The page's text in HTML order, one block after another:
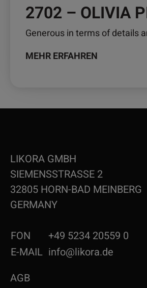
2702 – OLIVIA
Generous in terms of details
MEHR ERFAHREN
LIKORA GMBH
SIEMENSSTRASSE 2
32805 HORN-BAD MEINBERG
GERMANY
FON
+49 5234 20559 0
E-MAIL info@likora.de
AGB